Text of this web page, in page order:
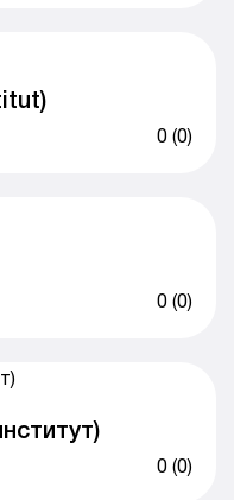
0 (0)
0 (0)
0 (0)